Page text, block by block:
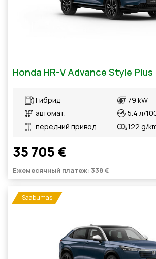
Honda HR-V Advance Style Plus
Гибрид
автомат.
передний привод
79 kW
5.4 л/
122 g/
35 705 €
Ежемесячный платеж: 338 €
Saabumas